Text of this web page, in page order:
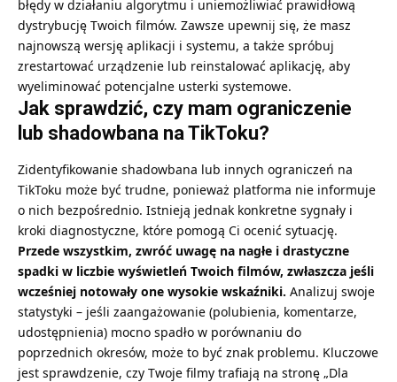
błędy w działaniu algorytmu i uniemożliwiać prawidłową
dystrybucję Twoich filmów. Zawsze upewnij się, że masz
najnowszą wersję aplikacji i systemu, a także spróbuj
zrestartować urządzenie lub reinstalować aplikację, aby
wyeliminować potencjalne usterki systemowe.
Jak sprawdzić, czy mam ograniczenie
lub shadowbana na TikToku?
Zidentyfikowanie shadowbana lub innych ograniczeń na
TikToku może być trudne, ponieważ platforma nie informuje
o nich bezpośrednio. Istnieją jednak konkretne sygnały i
kroki diagnostyczne, które pomogą Ci ocenić sytuację.
Przede wszystkim, zwróć uwagę na nagłe i drastyczne
spadki w liczbie wyświetleń Twoich filmów, zwłaszcza jeśli
wcześniej notowały one wysokie wskaźniki. Analizuj swoje
statystyki – jeśli zaangażowanie (polubienia, komentarze,
udostępnienia) mocno spadło w porównaniu do
poprzednich okresów, może to być znak problemu. Kluczowe
jest sprawdzenie, czy Twoje filmy trafiają na stronę „Dla